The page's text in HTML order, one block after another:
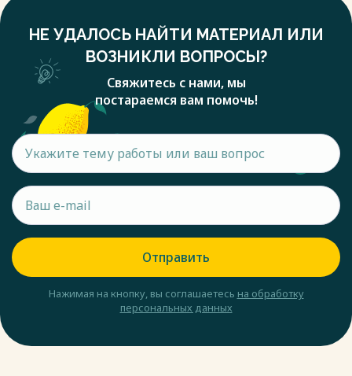
НЕ УДАЛОСЬ НАЙТИ МАТЕРИАЛ ИЛИ
ВОЗНИКЛИ ВОПРОСЫ?
Свяжитесь с нами, мы
постараемся вам помочь!
Отправить
Нажимая на кнопку, вы соглашаетесь на обработку
персональных данных